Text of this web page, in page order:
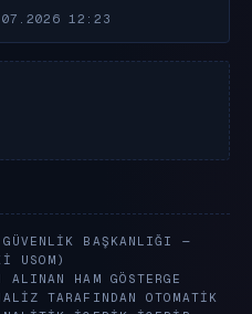
12:23
BAŞKANLIĞI —
USOM)
HAM GÖSTERGE
TARAFINDAN OTOMATIK